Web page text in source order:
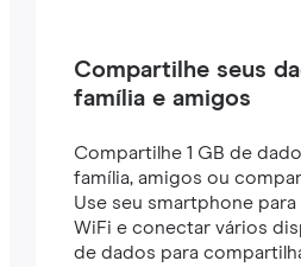
Compartilhe seus
família e amigos
Compartilhe 1 GB de
família, amigos ou
Use seu smartphone
WiFi e conectar vários
de dados para